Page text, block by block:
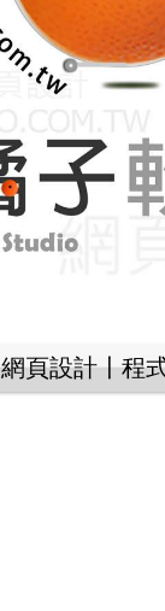
網頁設計〡程